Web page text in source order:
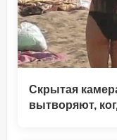
Скрытая
вытворяют,